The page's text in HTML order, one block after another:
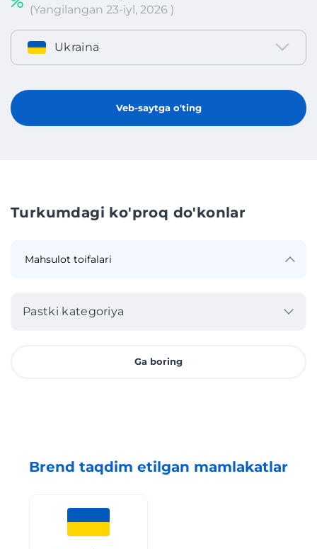
(Yangilangan 23-iyl, 2026 )
Ukraina
Veb-saytga o'ting
Turkumdagi ko'proq do'konlar
Pastki kategoriya
Ga boring
Brend taqdim etilgan mamlakatlar